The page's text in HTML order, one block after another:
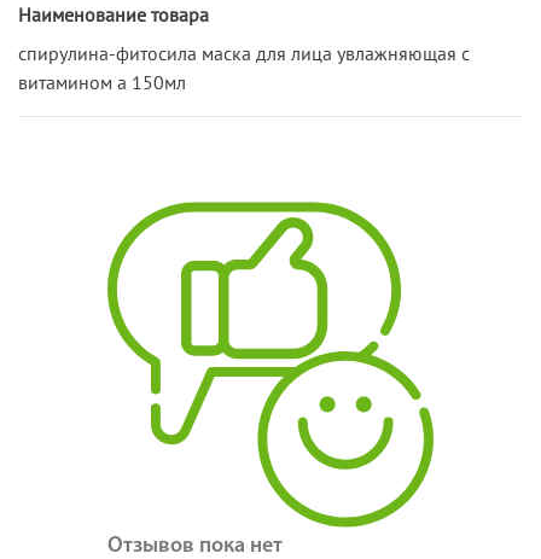
Наименование товара
спирулина-фитосила маска для лица увлажняющая с
витамином а 150мл
Отзывов пока нет